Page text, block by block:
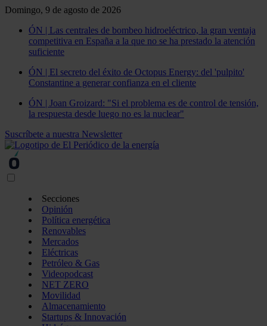
Domingo, 9 de agosto de 2026
ÓN | Las centrales de bombeo hidroeléctrico, la gran ventaja
competitiva en España a la que no se ha prestado la atención
suficiente
ÓN | El secreto del éxito de Octopus Energy: del 'pulpito'
Constantine a generar confianza en el cliente
ÓN | Joan Groizard: "Si el problema es de control de tensión,
la respuesta desde luego no es la nuclear"
Suscríbete a nuestra Newsletter
Secciones
Opinión
Política energética
Renovables
Mercados
Eléctricas
Petróleo & Gas
Videopodcast
NET ZERO
Movilidad
Almacenamiento
Startups & Innovación